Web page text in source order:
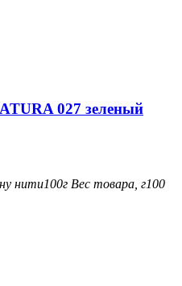
027 зеленый
нити100г Вес товара, г100